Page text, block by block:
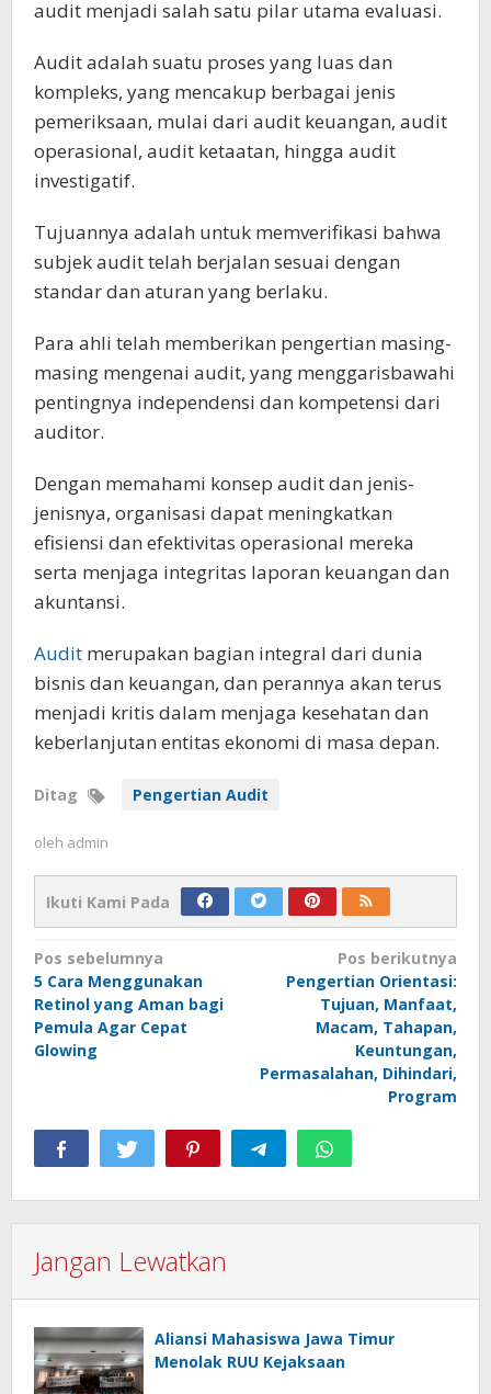
audit menjadi salah satu pilar utama evaluasi.
Audit adalah suatu proses yang luas dan
kompleks, yang mencakup berbagai jenis
pemeriksaan, mulai dari audit keuangan, audit
operasional, audit ketaatan, hingga audit
investigatif.
Tujuannya adalah untuk memverifikasi bahwa
subjek audit telah berjalan sesuai dengan
standar dan aturan yang berlaku.
Para ahli telah memberikan pengertian masing-
masing mengenai audit, yang menggarisbawahi
pentingnya independensi dan kompetensi dari
auditor.
Dengan memahami konsep audit dan jenis-
jenisnya, organisasi dapat meningkatkan
efisiensi dan efektivitas operasional mereka
serta menjaga integritas laporan keuangan dan
akuntansi.
Audit merupakan bagian integral dari dunia
bisnis dan keuangan, dan perannya akan terus
menjadi kritis dalam menjaga kesehatan dan
keberlanjutan entitas ekonomi di masa depan.
Ditag Pengertian Audit
oleh admin
Ikuti Kami Pada
Navigasi
pos
Pos sebelumnya
5 Cara Menggunakan
Retinol yang Aman bagi
Pemula Agar Cepat
Glowing
Pos berikutnya
Pengertian Orientasi:
Tujuan, Manfaat,
Macam, Tahapan,
Keuntungan,
Permasalahan, Dihindari,
Program
Jangan Lewatkan
Aliansi Mahasiswa Jawa Timur
Menolak RUU Kejaksaan